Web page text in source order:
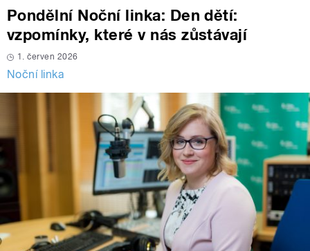
Pondělní Noční linka: Den dětí:
vzpomínky, které v nás zůstávají
1. červen 2026
Noční linka